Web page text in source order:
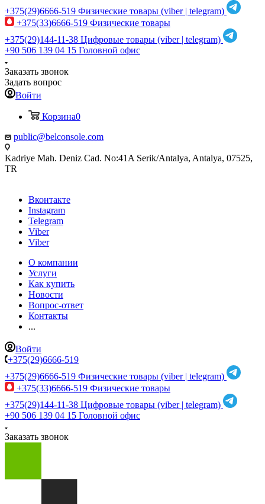
+375(29)6666-519 Физические товары (viber | telegram)
+375(33)6666-519 Физические товары
+375(29)144-11-38 Цифровые товары (viber | telegram)
+90 506 139 04 15 Головной офис
Заказать звонок
Задать вопрос
Войти
Корзина0
public@belconsole.com
Kadriye Mah. Deniz Cad. No:41A Serik/Antalya, Antalya, 07525,
TR
Вконтакте
Instagram
Telegram
Viber
Viber
О компании
Услуги
Как купить
Новости
Вопрос-ответ
Контакты
...
Войти
+375(29)6666-519
+375(29)6666-519 Физические товары (viber | telegram)
+375(33)6666-519 Физические товары
+375(29)144-11-38 Цифровые товары (viber | telegram)
+90 506 139 04 15 Головной офис
Заказать звонок